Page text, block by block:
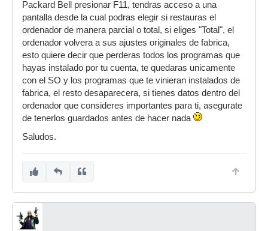
Packard Bell presionar F11, tendras acceso a una
pantalla desde la cual podras elegir si restauras el
ordenador de manera parcial o total, si eliges "Total", el
ordenador volvera a sus ajustes originales de fabrica,
esto quiere decir que perderas todos los programas que
hayas instalado por tu cuenta, te quedaras unicamente
con el SO y los programas que te vinieran instalados de
fabrica, el resto desaparecera, si tienes datos dentro del
ordenador que consideres importantes para ti, asegurate
de tenerlos guardados antes de hacer nada
Saludos.